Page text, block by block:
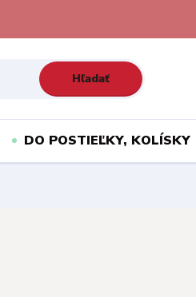
Hľadať
DO POSTIEĽKY, KOLÍSKY